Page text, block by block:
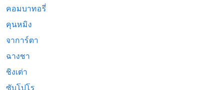
คอมบาทอรี่
คุนหมิง
จาการ์ตา
ฉางชา
ชิงเต่า
ซับโปโร